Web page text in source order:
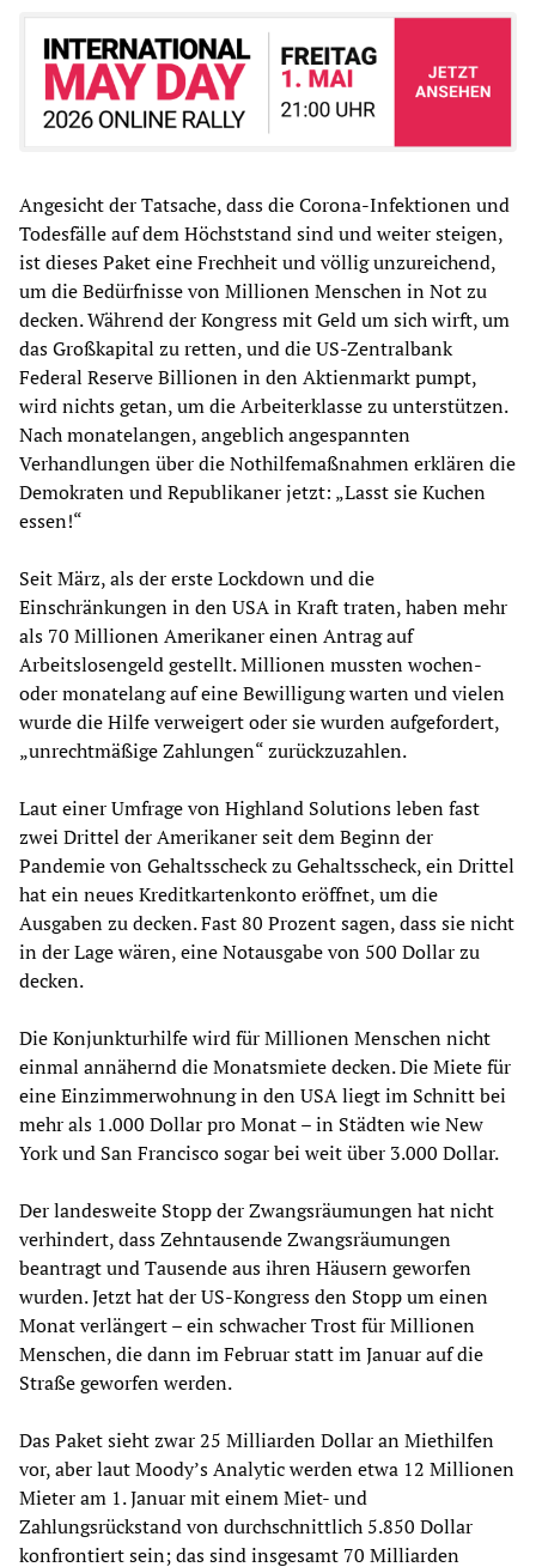
Angesicht der Tatsache, dass die Corona-Infektionen und
Todesfälle auf dem Höchststand sind und weiter steigen,
ist dieses Paket eine Frechheit und völlig unzureichend,
um die Bedürfnisse von Millionen Menschen in Not zu
decken. Während der Kongress mit Geld um sich wirft, um
das Großkapital zu retten, und die US-Zentralbank
Federal Reserve Billionen in den Aktienmarkt pumpt,
wird nichts getan, um die Arbeiterklasse zu unterstützen.
Nach monatelangen, angeblich angespannten
Verhandlungen über die Nothilfemaßnahmen erklären die
Demokraten und Republikaner jetzt: „Lasst sie Kuchen
essen!“
Seit März, als der erste Lockdown und die
Einschränkungen in den USA in Kraft traten, haben mehr
als 70 Millionen Amerikaner einen Antrag auf
Arbeitslosengeld gestellt. Millionen mussten wochen-
oder monatelang auf eine Bewilligung warten und vielen
wurde die Hilfe verweigert oder sie wurden aufgefordert,
„unrechtmäßige Zahlungen“ zurückzuzahlen.
Laut einer Umfrage von Highland Solutions leben fast
zwei Drittel der Amerikaner seit dem Beginn der
Pandemie von Gehaltsscheck zu Gehaltsscheck, ein Drittel
hat ein neues Kreditkartenkonto eröffnet, um die
Ausgaben zu decken. Fast 80 Prozent sagen, dass sie nicht
in der Lage wären, eine Notausgabe von 500 Dollar zu
decken.
Die Konjunkturhilfe wird für Millionen Menschen nicht
einmal annähernd die Monatsmiete decken. Die Miete für
eine Einzimmerwohnung in den USA liegt im Schnitt bei
mehr als 1.000 Dollar pro Monat – in Städten wie New
York und San Francisco sogar bei weit über 3.000 Dollar.
Der landesweite Stopp der Zwangsräumungen hat nicht
verhindert, dass Zehntausende Zwangsräumungen
beantragt und Tausende aus ihren Häusern geworfen
wurden. Jetzt hat der US-Kongress den Stopp um einen
Monat verlängert – ein schwacher Trost für Millionen
Menschen, die dann im Februar statt im Januar auf die
Straße geworfen werden.
Das Paket sieht zwar 25 Milliarden Dollar an Miethilfen
vor, aber laut Moody’s Analytic werden etwa 12 Millionen
Mieter am 1. Januar mit einem Miet- und
Zahlungsrückstand von durchschnittlich 5.850 Dollar
konfrontiert sein; das sind insgesamt 70 Milliarden